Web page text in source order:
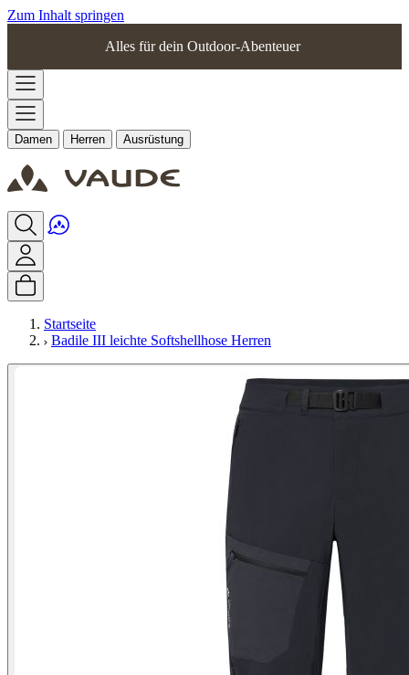
Zum Inhalt springen
Alles für dein Outdoor-Abenteuer
Damen Herren Ausrüstung
Startseite
Badile III leichte Softshellhose Herren